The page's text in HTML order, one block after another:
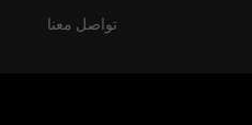
تواصل معنا